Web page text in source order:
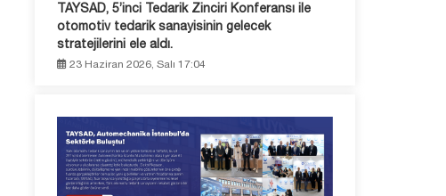
TAYSAD, 5’inci Tedarik Zinciri Konferansı ile
otomotiv tedarik sanayisinin gelecek
stratejilerini ele aldı.
23 Haziran 2026, Salı 17:04